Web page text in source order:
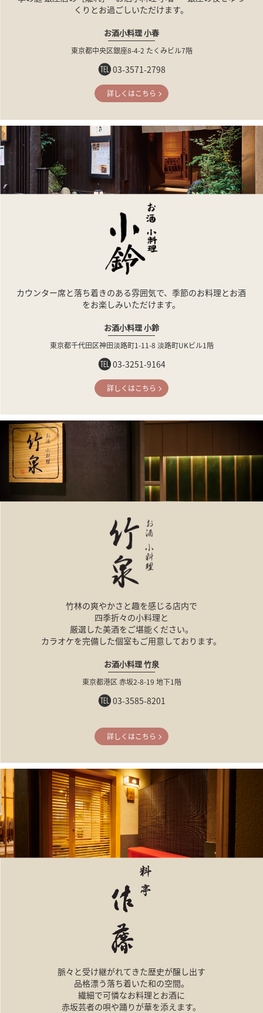
くりとお過ごしいただけます。
お酒小料理 小春
東京都中央区銀座8-4-2 たくみビル7階
03-3571-2798
詳しくはこちら
カウンター席と落ち着きのある雰囲気で、季節のお料理とお酒
をお楽しみいただけます。
お酒小料理 小鈴
東京都千代田区神田淡路町1-11-8 淡路町UKビル1階
03-3251-9164
詳しくはこちら
竹林の爽やかさと趣を感じる店内で
四季折々の小料理と
厳選した美酒をご堪能ください。
カラオケを完備した個室もご用意しております。
お酒小料理 竹泉
東京都港区 赤坂2-8-19 地下1階
03-3585-8201
詳しくはこちら
脈々と受け継がれてきた歴史が醸し出す
品格漂う落ち着いた和の空間。
繊細で可憐なお料理とお酒に
赤坂芸者の唄や踊りが華を添えます。